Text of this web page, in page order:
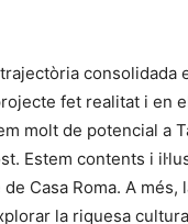
consolidada
fet realitat i en
molt de potencial a
Estem contents i
Casa Roma. A
la riquesa